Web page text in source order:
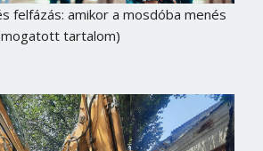
felfázás: amikor a mosdóba menés
tartalom)